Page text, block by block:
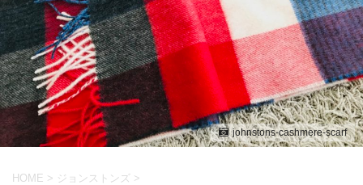
johnstons-cashmere-scarf
HOME > ジョンストンズ >